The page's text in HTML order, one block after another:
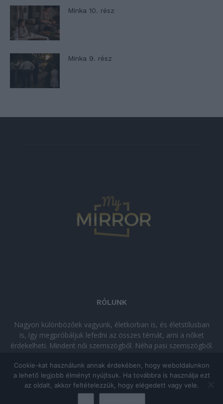
Minka 10. rész
Minka 9. rész
RÓLUNK
Nagyon különbözőek vagyunk, életkorban is, és életstílusban
is, így megpróbáljuk lefedni az összes témát, ami a nőket
érdekelheti. Mindent női szemszögből. Néha pasi szemszögből.
kikapcsolódásra vágysz!
© Copyright 2026 - mymirror.huADATKEZELÉSI TÁJÉKOZTATÓ
Cookie-kat használunk annak érdekében, hogy weboldalunkon
a lehető legjobb élményt nyújtsuk. Ha továbbra is használja ezt
az oldalt, akkor feltételezzük, hogy elégedett vagy vele.